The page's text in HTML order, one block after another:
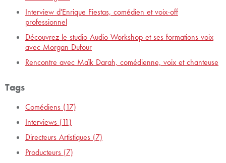
Interview d'Enrique Fiestas, comédien et voix-off
professionnel
Découvrez le studio Audio Workshop et ses formations voix
avec Morgan Dufour
Rencontre avec Maïk Darah, comédienne, voix et chanteuse
Tags
Comédiens (17)
Interviews (11)
Directeurs Artistiques (7)
Producteurs (7)